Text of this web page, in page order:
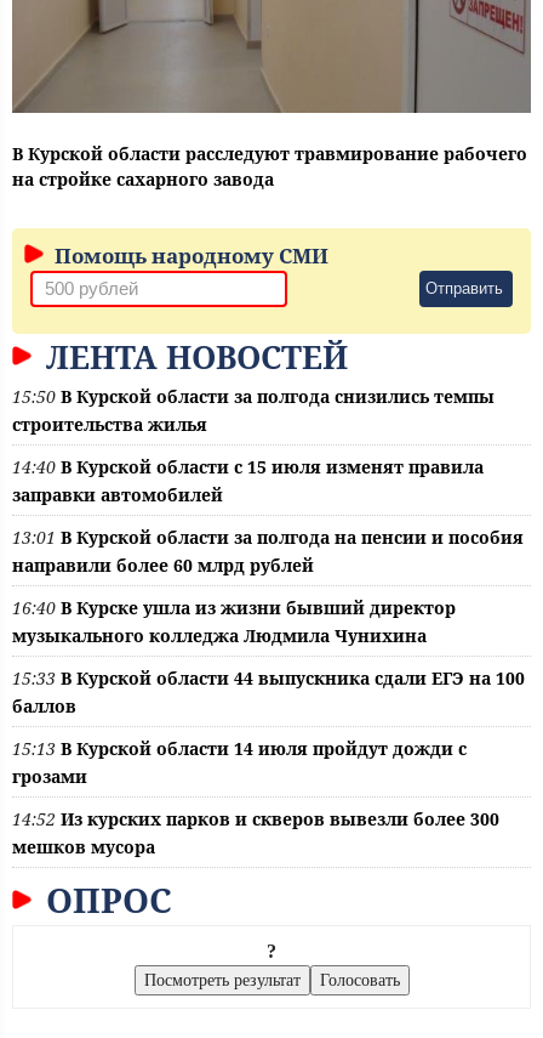
В Курской области расследуют травмирование рабочего
на стройке сахарного завода
Помощь народному СМИ
Отправить
ЛЕНТА НОВОСТЕЙ
15:50 В Курской области за полгода снизились темпы
строительства жилья
14:40 В Курской области с 15 июля изменят правила
заправки автомобилей
13:01 В Курской области за полгода на пенсии и пособия
направили более 60 млрд рублей
16:40 В Курске ушла из жизни бывший директор
музыкального колледжа Людмила Чунихина
15:33 В Курской области 44 выпускника сдали ЕГЭ на 100
баллов
15:13 В Курской области 14 июля пройдут дожди с
грозами
14:52 Из курских парков и скверов вывезли более 300
мешков мусора
ОПРОС
?